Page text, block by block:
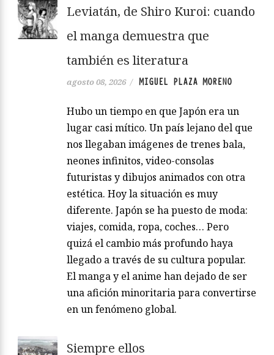
Leviatán, de Shiro Kuroi: cuando
el manga demuestra que
también es literatura
agosto 08, 2026 / MIGUEL PLAZA MORENO
Hubo un tiempo en que Japón era un
lugar casi mítico. Un país lejano del que
nos llegaban imágenes de trenes bala,
neones infinitos, video-consolas
futuristas y dibujos animados con otra
estética. Hoy la situación es muy
diferente. Japón se ha puesto de moda:
viajes, comida, ropa, coches… Pero
quizá el cambio más profundo haya
llegado a través de su cultura popular.
El manga y el anime han dejado de ser
una afición minoritaria para convertirse
en un fenómeno global.
Siempre ellos